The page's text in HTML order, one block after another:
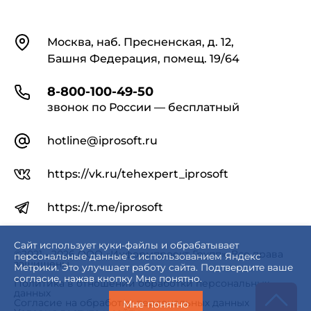
Документация по ХАССП и пищевой
безопасности
ХАССП, обеспечивающую соответствие требованиям
национального и международного законодательства.
В комплект входят:
внедрения и поддержания системы;
безопасности и регламентации процессов;
экспертные разъяснения и комментарии по
качества.
Документы для сертификации
пищевой продукции
В системе представлены ключевые документы по
сертификации продукции пищевой промышленности
и работе органов по аккредитации:
Сайт использует куки-файлы и обрабатывает
персональные данные с использованием Яндекс
Метрики. Это улучшает работу сайта. Подтвердите ваше
согласие, нажав кнопку Мне понятно.
Мне понятно
КонтактыМосква, наб. Пресненская, д. 12,
Башня Федерация, помещ. 19/64
8-800-100-49-50
звонок по России — бесплатный
hotline@iprosoft.ru
https://vk.ru/tehexpert_iprosoft
https://t.me/iprosoft
©2021 - 2026 ООО «Информпроект Групп». Все права
защищены.
Политика в отношении обработки персональных
данных
Согласие на обработку персональных данных